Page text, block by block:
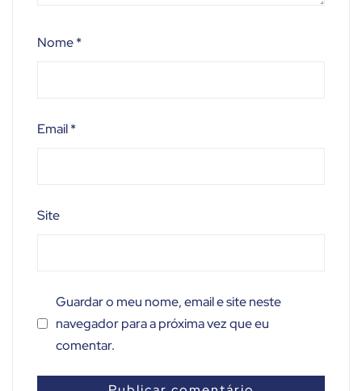
Nome*
Email*
Site
Guardar o meu nome, email e site neste
navegador para a próxima vez que eu
comentar.